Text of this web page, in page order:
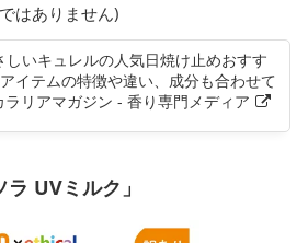
はありません)
しいキュレルの人気日焼け止めおすす
イテムの特徴や違い、成分も合わせて
ラリアマガジン - 香り専門メディア
UVミルク」